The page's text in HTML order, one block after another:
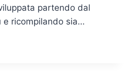
partendo dal
e ricompilando sia…